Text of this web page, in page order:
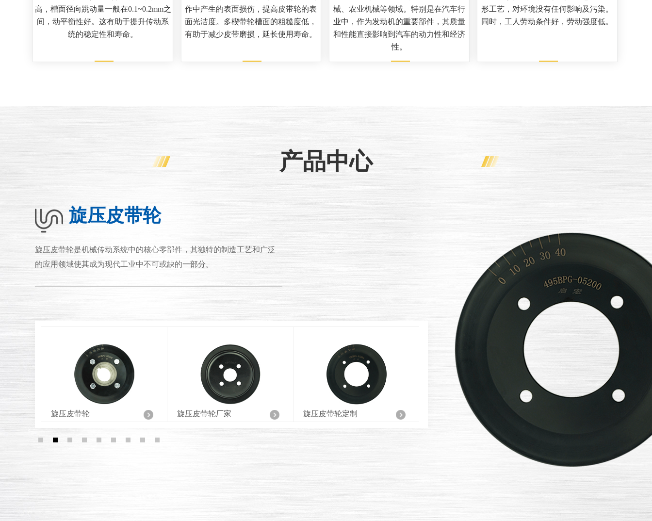
高，槽面径向跳动量一般在0.1~0.2mm之
间，动平衡性好。这有助于提升传动系
统的稳定性和寿命。
作中产生的表面损伤，提高皮带轮的表
面光洁度。多楔带轮槽面的粗糙度低，
有助于减少皮带磨损，延长使用寿命。
械、农业机械等领域。特别是在汽车行
业中，作为发动机的重要部件，其质量
和性能直接影响到汽车的动力性和经济
性。
形工艺，对环境没有任何影响及污染。
同时，工人劳动条件好，劳动强度低。
产品中心
旋压皮带轮
旋压皮带轮是机械传动系统中的核心零部件，其独特的制造工艺和广泛
的应用领域使其成为现代工业中不可或缺的一部分。
旋压皮带轮厂家 旋压皮带轮定制 金属旋压皮带轮 农业机械专用旋压皮带轮